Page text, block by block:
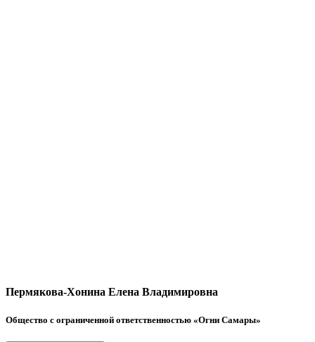
Пермякова-Хонина Елена Владимировна
Общество с ограниченной ответственностью «Огни Самары»